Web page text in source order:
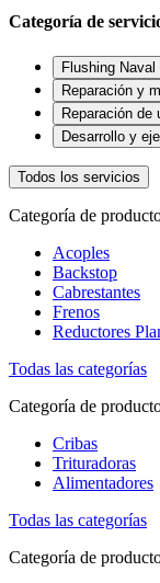
Categoría de
Flushing Naval
Reparación y
Reparación de
Todos los servicios
Categoría de
Acoples
Backstop
Cabrestantes
Frenos
Reductores
Todas las categorías
Categoría de
Cribas
Trituradoras
Alimentadores
Todas las categorías
Categoría de